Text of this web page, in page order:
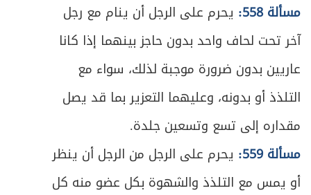
مسألة 558:
يحرم على الرجل أن ينام مع رجل
آخر تحت لحاف واحد بدون حاجز بينهما إذا كانا
عاريين بدون ضرورة موجبة لذلك، سواء مع
التلذذ أو بدونه، وعليهما التعزير بما قد يصل
مقداره إلى تسع وتسعين جلدة.
مسألة 559:
يحرم على الرجل من الرجل أن ينظر
أو يمس مع التلذذ والشهوة بكل عضو منه كل
610 المبحث الثاني: في أحكام تعدد الطلاق
ص615 المبحث الثالث: في أحكام العدة
627 المبحث الرابع: في أحكام المفقود زوجها
ص
634 المبحث الخامس: في أحكام عامة/ الطلاق
ص
637 الفصل الثاني في الخلع والمباراة